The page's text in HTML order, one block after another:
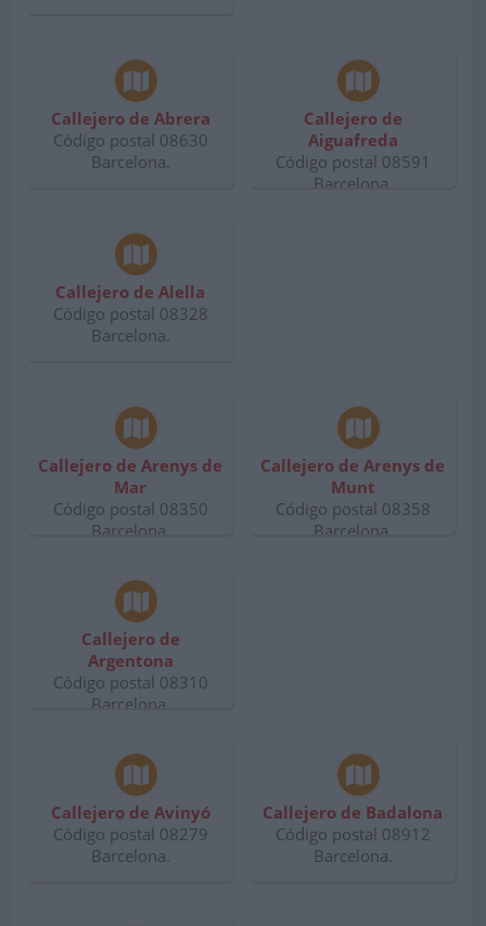
Callejero de Abrera
Código postal 08630
Barcelona.
Callejero de
Aiguafreda
Código postal 08591
Barcelona.
Callejero de Alella
Código postal 08328
Barcelona.
Callejero de Arenys de
Mar
Código postal 08350
Barcelona.
Callejero de Arenys de
Munt
Código postal 08358
Barcelona.
Callejero de
Argentona
Código postal 08310
Barcelona.
Callejero de Avinyó
Código postal 08279
Barcelona.
Callejero de Badalona
Código postal 08912
Barcelona.